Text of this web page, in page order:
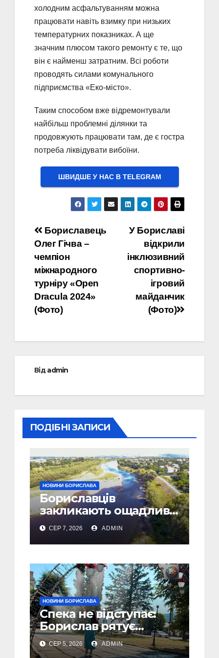
холодним асфальтуванням можна
працювати навіть взимку при низьких
температурних показниках. А ще
значним плюсом такого ремонту є те, що
він є найменш затратним. Всі роботи
проводять силами комунального
підприємства «Еко-місто».
Таким способом вже відремонтували
найбільш проблемні ділянки та
продовжують працювати там, де є гостра
потреба ліквідувати вибоїни.
ШВИДШЕ У НАС В ТELEGRAM
Навігація
записів
У Бориславі
відкрили
інклюзивний
спортивно-
ігровий
майданчик
(Фото)
Бориславець
Олег Гічва –
чемпіон
міжнародного
турніру «Open
Dracula 2024»
(Фото)
Відadmin
ПОДІБНІ ЗАПИСИ
НОВИНИ БОРИСЛАВА
Бориславців
закликають ощадливо
використовувати воду
СЕР 7, 2026 ADMIN
НОВИНИ БОРИСЛАВА
Спека не відступає:
Борислав рятує
жителів від рекордної
спеки (Фото)
СЕР 5, 2026 ADMIN